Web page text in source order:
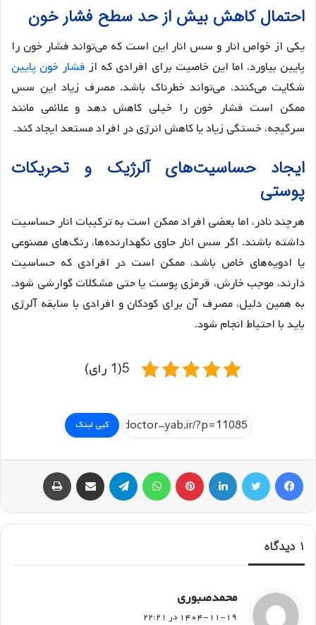
احتمال کاهش بیش از حد سطح فشار خون
یکی از خواص انار و سس انار این است که می‌تواند فشار خون را
پایین بیاورد، اما این خاصیت برای افرادی که از فشار خون پایین
شکایت می‌کنند، می‌تواند خطرناک باشد. مصرف زیاد این سس
ممکن است فشار خون را خیلی کاهش دهد و علائمی مانند
سرگیجه، خستگی زیاد یا کاهش انرژی در افراد مستعد ایجاد کند.
ایجاد حساسیت‌های آلرژیک و تحریکات
پوستی
هرچند نادر، اما بعضی افراد ممکن است به ترکیبات انار حساسیت
داشته باشند. اگر سس انار حاوی نگهدارنده‌ها، رنگ‌های مصنوعی
یا ادویه‌های خاص باشد، ممکن است در افرادی که حساسیت
دارند، موجب خارش، قرمزی پوست یا حتی مشکلات گوارشی شود.
به همین دلیل، مصرف آن برای کودکان و افرادی با سابقه آلرژی
باید با احتیاط انجام شود.
5(1 رای)
کپی لینک
فیسبوک توییتر لینکداین پینتریست تلگرام اشتراک گذاری با ایمیل
1 دیدگاه
محمدصبوری
۱۴۰۴-۱۱-۱۹ در ۲۲:۲۱